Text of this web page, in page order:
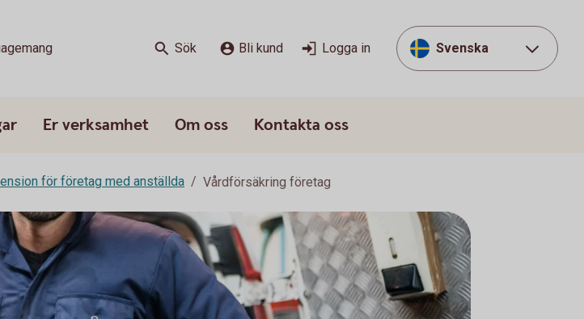
Sök Bli kund Logga in Svenska
Er verksamhet Om oss Kontakta oss
för företag med anställda Vårdförsäkring företag